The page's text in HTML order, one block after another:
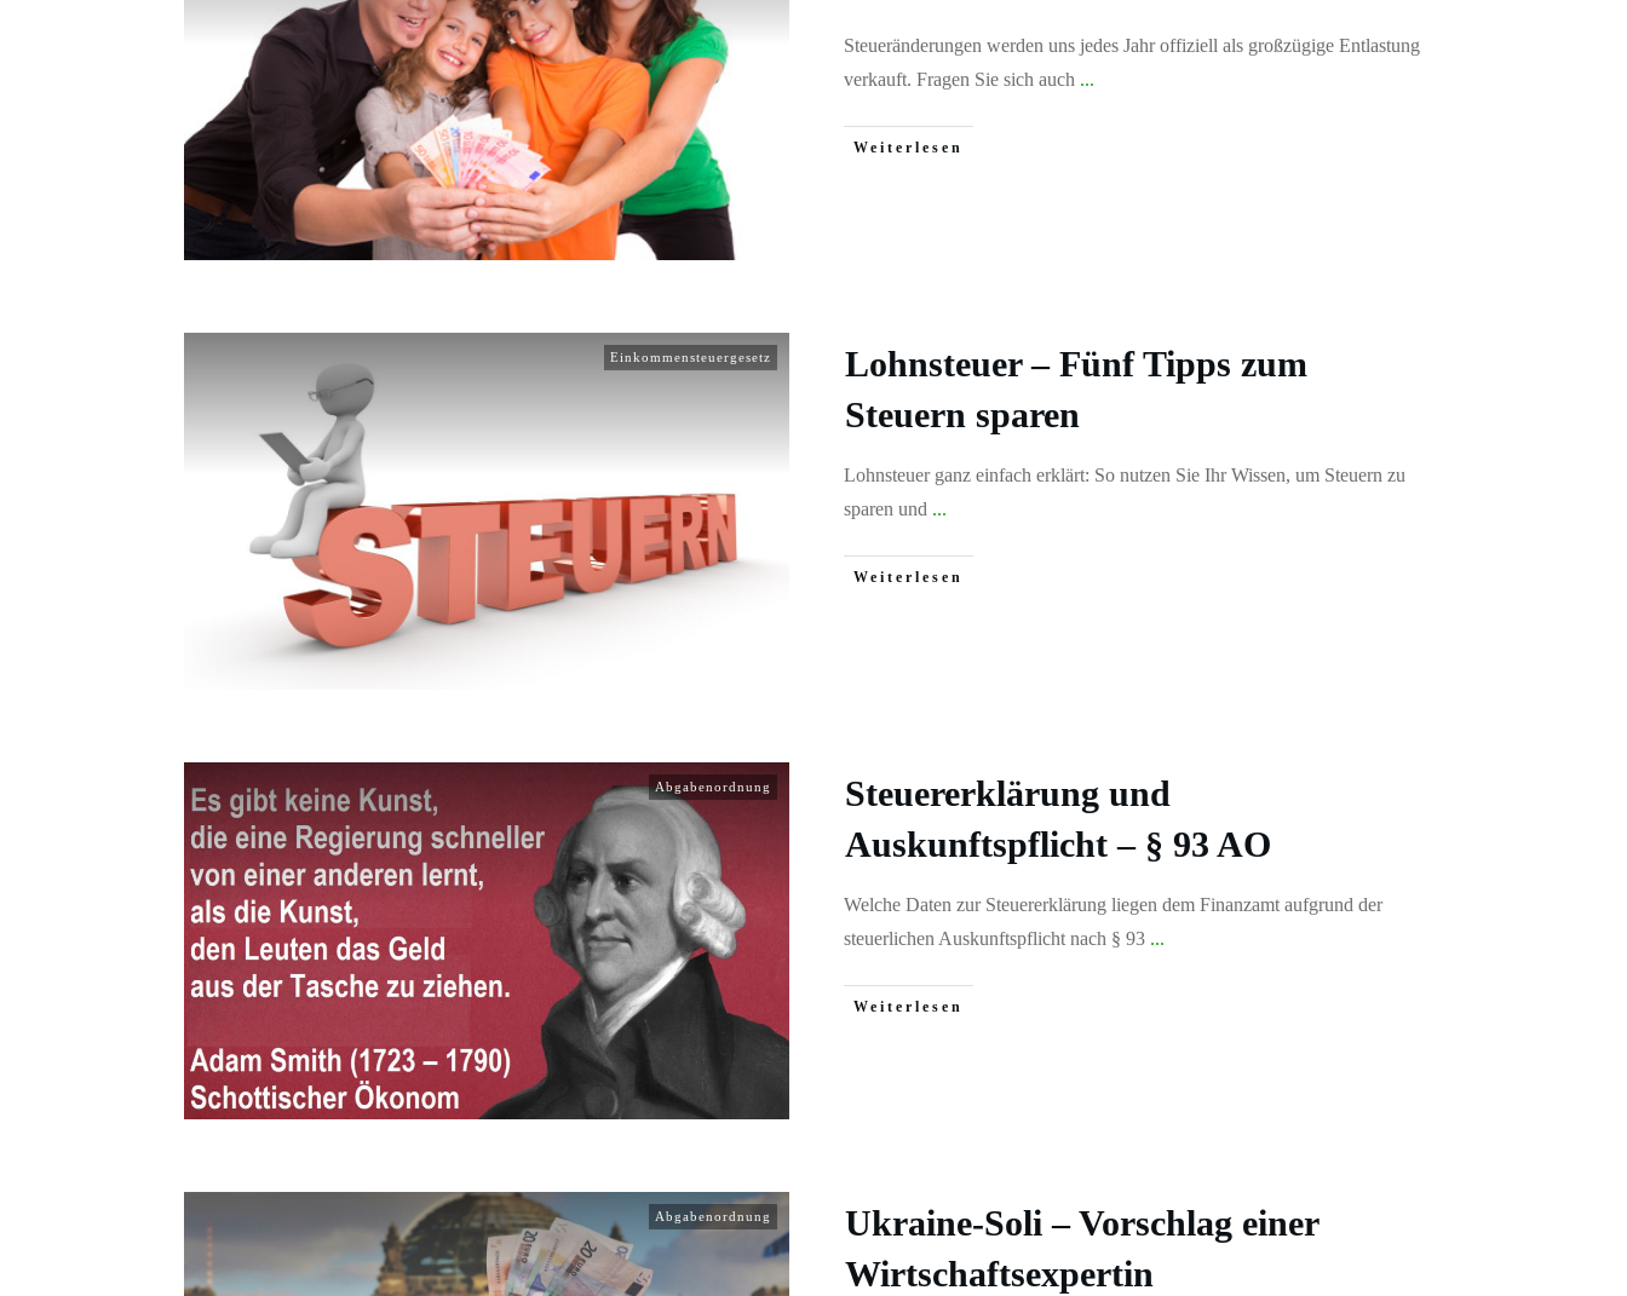
Steueränderungen werden uns jedes Jahr offiziell als großzügige Entlastung
verkauft. Fragen Sie sich auch ...
Weiterlesen
Einkommensteuergesetz
Lohnsteuer – Fünf Tipps zum
Steuern sparen
Lohnsteuer ganz einfach erklärt: So nutzen Sie Ihr Wissen, um Steuern zu
sparen und ...
Weiterlesen
Abgabenordnung
Steuererklärung und
Auskunftspflicht – § 93 AO
Welche Daten zur Steuererklärung liegen dem Finanzamt aufgrund der
steuerlichen Auskunftspflicht nach § 93 ...
Weiterlesen
Abgabenordnung
Ukraine-Soli – Vorschlag einer
Wirtschaftsexpertin